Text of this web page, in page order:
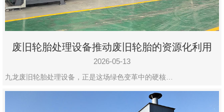
废旧轮胎处理设备推动废旧轮胎的资源化利用
2026-05-13
九龙废旧轮胎处理设备，正是这场绿色变革中的硬核…